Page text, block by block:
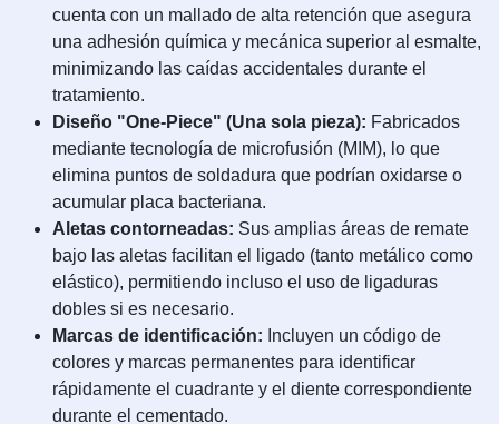
cuenta con un mallado de alta retención que asegura
una adhesión química y mecánica superior al esmalte,
minimizando las caídas accidentales durante el
tratamiento.
Diseño "One-Piece" (Una sola pieza): Fabricados
mediante tecnología de microfusión (MIM), lo que
elimina puntos de soldadura que podrían oxidarse o
acumular placa bacteriana.
Aletas contorneadas: Sus amplias áreas de remate
bajo las aletas facilitan el ligado (tanto metálico como
elástico), permitiendo incluso el uso de ligaduras
dobles si es necesario.
Marcas de identificación: Incluyen un código de
colores y marcas permanentes para identificar
rápidamente el cuadrante y el diente correspondiente
durante el cementado.